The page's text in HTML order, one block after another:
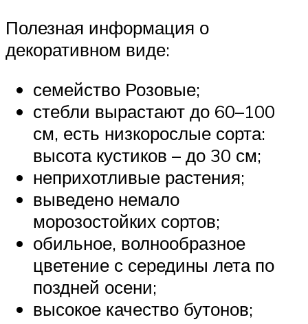
Полезная информация о
декоративном виде:
семейство Розовые;
стебли вырастают до 60–100
см, есть низкорослые сорта:
высота кустиков – до 30 см;
неприхотливые растения;
выведено немало
морозостойких сортов;
обильное, волнообразное
цветение с середины лета по
поздней осени;
высокое качество бутонов;